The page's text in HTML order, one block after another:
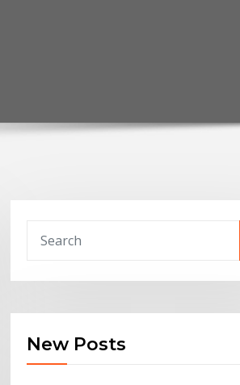
New Posts